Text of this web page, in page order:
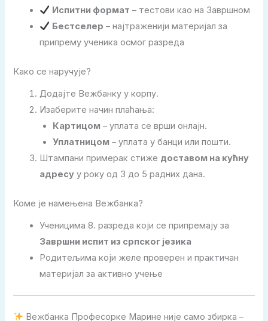
Испитни формат – тестови као на Завршном
Бестселер – најтраженији материјал за
припрему ученика осмог разреда
Како се наручује?
Додајте Вежбанку у корпу.
Изаберите начин плаћања:
Картицом – уплата се врши онлајн.
Уплатницом – уплата у банци или пошти.
Штампани примерак стиже доставом на кућну
адресу у року од 3 до 5 радних дана.
Коме је намењена Вежбанка?
Ученицима 8. разреда који се припремају за
Завршни испит из српског језика
Родитељима који желе проверен и практичан
материјал за активно учење
Вежбанка Професорке Марине није само збирка –